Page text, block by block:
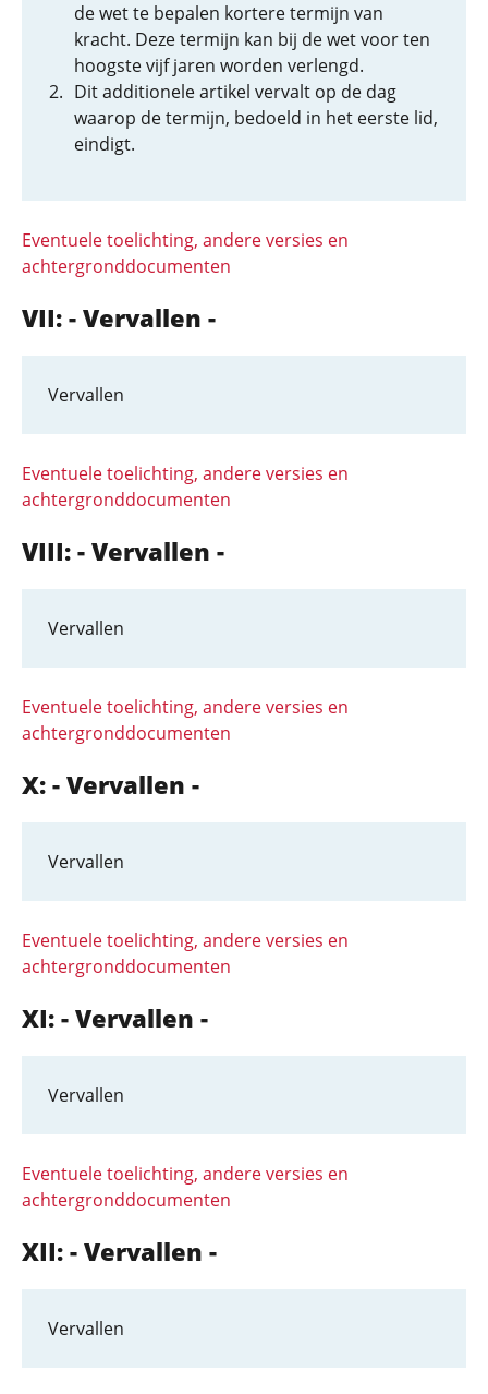
de wet te bepalen kortere termijn van
kracht. Deze termijn kan bij de wet voor ten
hoogste vijf jaren worden verlengd.
Dit additionele artikel vervalt op de dag
waarop de termijn, bedoeld in het eerste lid,
eindigt.
Eventuele toelichting, andere versies en
achtergronddocumenten
VII: - Vervallen -
Vervallen
Eventuele toelichting, andere versies en
achtergronddocumenten
VIII: - Vervallen -
Vervallen
Eventuele toelichting, andere versies en
achtergronddocumenten
X: - Vervallen -
Vervallen
Eventuele toelichting, andere versies en
achtergronddocumenten
XI: - Vervallen -
Vervallen
Eventuele toelichting, andere versies en
achtergronddocumenten
XII: - Vervallen -
Vervallen